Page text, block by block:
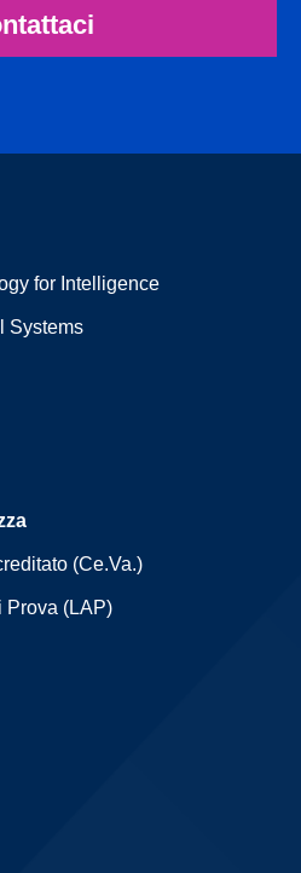
for Intelligence
Systems
(Ce.Va.)
Prova (LAP)